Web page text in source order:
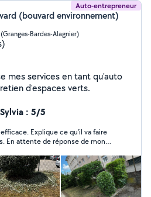
Auto-entrepreneur
(bouvard environnement)
Bardes-Alagnier)
mes services en tant qu'auto
d'espaces verts.
: 5/5
Explique ce qu'il va faire
En attente de réponse de mon